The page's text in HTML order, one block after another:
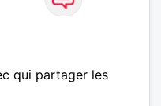
qui partager les